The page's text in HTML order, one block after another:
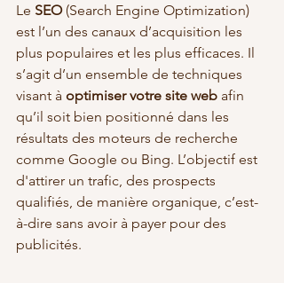
Le SEO (Search Engine Optimization)
est l’un des canaux d’acquisition les
plus populaires et les plus efficaces. Il
s’agit d’un ensemble de techniques
visant à optimiser votre site web afin
qu’il soit bien positionné dans les
résultats des moteurs de recherche
comme Google ou Bing. L’objectif est
d'attirer un trafic, des prospects
qualifiés, de manière organique, c’est-
à-dire sans avoir à payer pour des
publicités.